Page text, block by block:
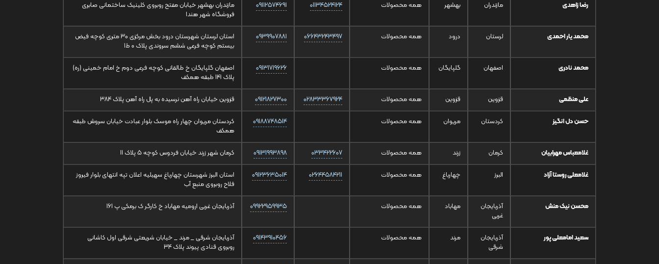
رضا زاهدی مازندران بهشهر همه محصولات 01134524124
09112574691
مازندران بهشهر خیابان مفتح روبروی کلینیک ساختمانی صابری
فروشگاه شهر هندا
محمد یار احمدی لرستان درود همه محصولات 06643243497
0939907881
استان لرستان شهرستان درود بخش مرکزی 30 متری کوچه فیض
بیستم کوچه فرعی ششم سروندی پلاک 0 ط1
محمد نادری اصفهان گلپایگان همه محصولات 09131719626
اصفهان گلپایگان خ طالقانی کوچه فرعی دوم خ امام خمینی (ره)
پلاک 141 طبقه همکف
علی منظمی قزوین قزوین همه محصولات 02833367924
09121827300 قزوین خیابان راه آهن نرسیده به پل راه آهن پلاک 384
حسن دل انگیز کردستان مریوان همه محصولات 09188748514
کردستان مریوان چهار راه موسک بلوار عبادت خیابان سروش طبقه
همکف
غلامعباس مهرابیان کرمان زرند همه محصولات 033422607
09131993898 کرمان شهر زرند خیابان فردوس کوچه 5 پلاک 11
غلامعلی روستا آزاد البرز چهارباغ همه محصولات 02644584211
09123635014
استان البرز شهرستان چهارباغ سهیلیه اعلان تپه انتهای بلوار فیروز
فلاح روبروی منبع آب
محسن نیک منش
آذربایجان
غربی
مهاباد همه محصولات 09922959935 آذربایجان غربی ارومیه مهاباد خ کارگر ک برمکی پ 161
سعید امامعلی پور
آذربایجان
شرقی
مرند همه محصولات 09143910456
آذربایجان شرقی _ مرند _ خیابان شریعتی شرقی اول کاشانی
روبروی قنادی پیوند پلاک 34